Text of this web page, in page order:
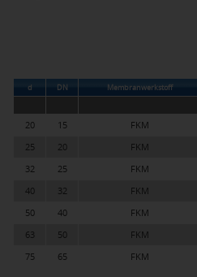
d DN Membranwerkstoff
20 15 FKM
25
20 FKM
32
25 FKM
40
32 FKM
50
40 FKM
63
50 FKM
75
65 FKM